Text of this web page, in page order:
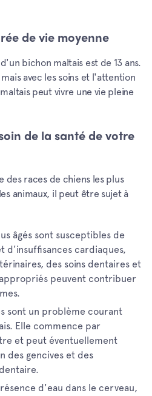
de vie moyenne
bichon maltais est de 13 ans.
avec les soins et l'attention
peut vivre une vie pleine
de la santé de votre
des races de chiens les plus
animaux, il peut être sujet à
âgés sont susceptibles de
d'insuffisances cardiaques,
des soins dentaires et
peuvent contribuer
sont un problème courant
Elle commence par
et peut éventuellement
des gencives et des
d'eau dans le cerveau,